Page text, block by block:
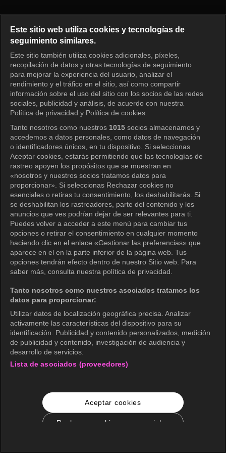
Iniciar sesión
Este sitio web utiliza cookies y tecnologías de
seguimiento similares.
Este sitio también utiliza cookies adicionales, píxeles,
recopilación de datos y otras tecnologías de seguimiento
para mejorar la experiencia del usuario, analizar el
rendimiento y el tráfico en el sitio, así como compartir
información sobre el uso del sitio con los socios de las redes
sociales, publicidad y análisis, de acuerdo con nuestra
Política de privacidad y Política de cookies.
Tanto nosotros como nuestros 1015 socios almacenamos y
accedemos a datos personales, como datos de navegación
o identificadores únicos, en tu dispositivo. Si seleccionas
Aceptar cookies, estarás permitiendo que las tecnologías de
rastreo apoyen los propósitos que se muestran en
«nosotros y nuestros socios tratamos datos para
proporcionar». Si seleccionas Rechazar cookies no
esenciales o retiras tu consentimiento, los deshabilitarás. Si
se deshabilitan los rastreadores, parte del contenido y los
anuncios que ves podrían dejar de ser relevantes para ti.
Puedes volver a acceder a este menú para cambiar tus
opciones o retirar el consentimiento en cualquier momento
haciendo clic en el enlace «Gestionar las preferencias» que
aparece en el en la parte inferior de la página web. Tus
opciones tendrán efecto dentro de nuestro Sitio web. Para
saber más, consulta nuestra política de privacidad.
Tanto nosotros como nuestros asociados tratamos los
datos para proporcionar:
Utilizar datos de localización geográfica precisa. Analizar
activamente las características del dispositivo para su
identificación. Publicidad y contenido personalizados, medición
de publicidad y contenido, investigación de audiencia y
desarrollo de servicios.
Lista de asociados (proveedores)
Aceptar cookies
Rechazar cookies no esenciales